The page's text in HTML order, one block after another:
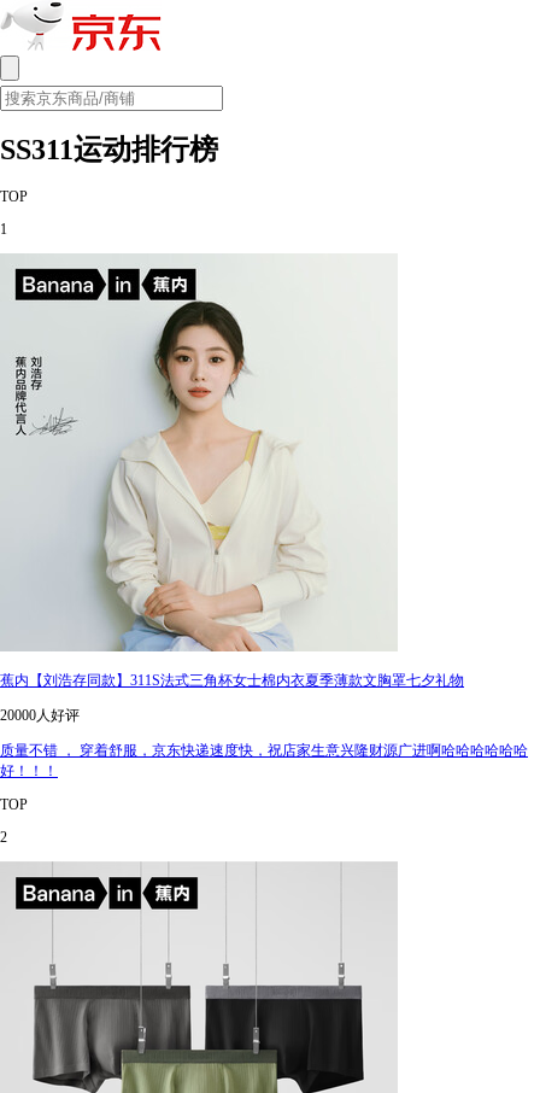
SS311运动排行榜
TOP
1
蕉内【刘浩存同款】311S法式三角杯女士棉内衣夏季薄款文胸罩七夕礼物
20000人好评
质量不错 ， 穿着舒服，京东快递速度快，祝店家生意兴隆财源广进啊哈哈哈哈哈哈
好！！！
TOP
2